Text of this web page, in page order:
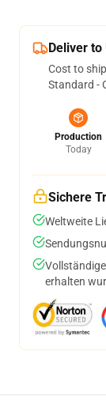
Deliver
Cost to
Standard -
Production
Today
Sichere
Weltweite
erhalten